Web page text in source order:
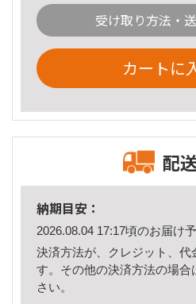
受け取り方法・
カートに
配
納期目安：
2026.08.04 17:17頃のお届け予
決済方法が、クレジット、代
す。その他の決済方法の場合
さい。